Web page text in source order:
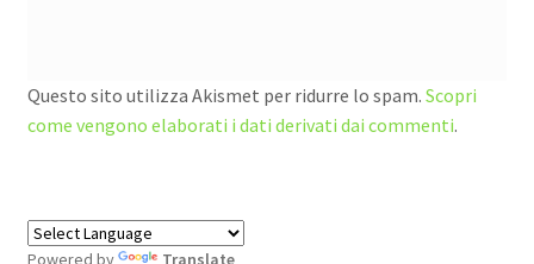
Questo sito utilizza Akismet per ridurre lo spam. Scopri
come vengono elaborati i dati derivati dai commenti.